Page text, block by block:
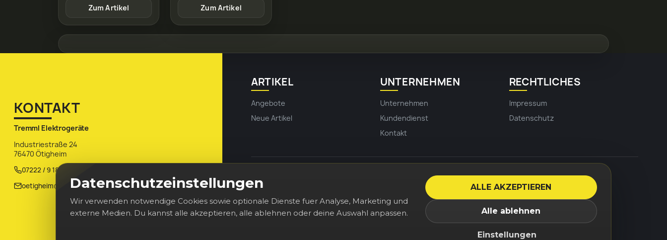
Datenschutzeinstellungen
Wir verwenden notwendige Cookies sowie optionale Dienste fuer Analyse, Marketing und
externe Medien. Du kannst alle akzeptieren, alle ablehnen oder deine Auswahl anpassen.
ALLE AKZEPTIEREN
Alle ablehnen
Einstellungen
Zum Artikel Zum Artikel
KONTAKT
Tremml Elektrogeräte
Industriestraße 24
76470 Ötigheim
07222 / 9 18 70
oetigheim@tremml-elektrogeraete.de
ARTIKEL
Angebote
Neue Artikel
UNTERNEHMEN
Unternehmen
Kundendienst
Kontakt
RECHTLICHES
Impressum
Datenschutz
Erhalten Sie unsere Neuigkeiten und Sonderangebote
Sie können Ihr Einverständnis jederzeit widerrufen. Unsere Kontaktinformationen finden Sie u. a. in der